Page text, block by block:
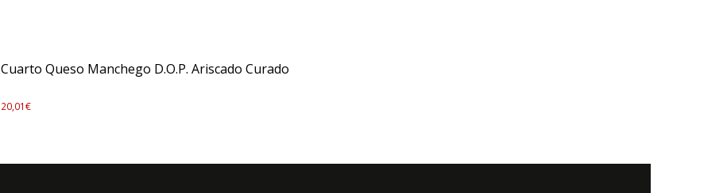
Cuarto Queso Manchego D.O.P. Ariscado Curado
20,01€